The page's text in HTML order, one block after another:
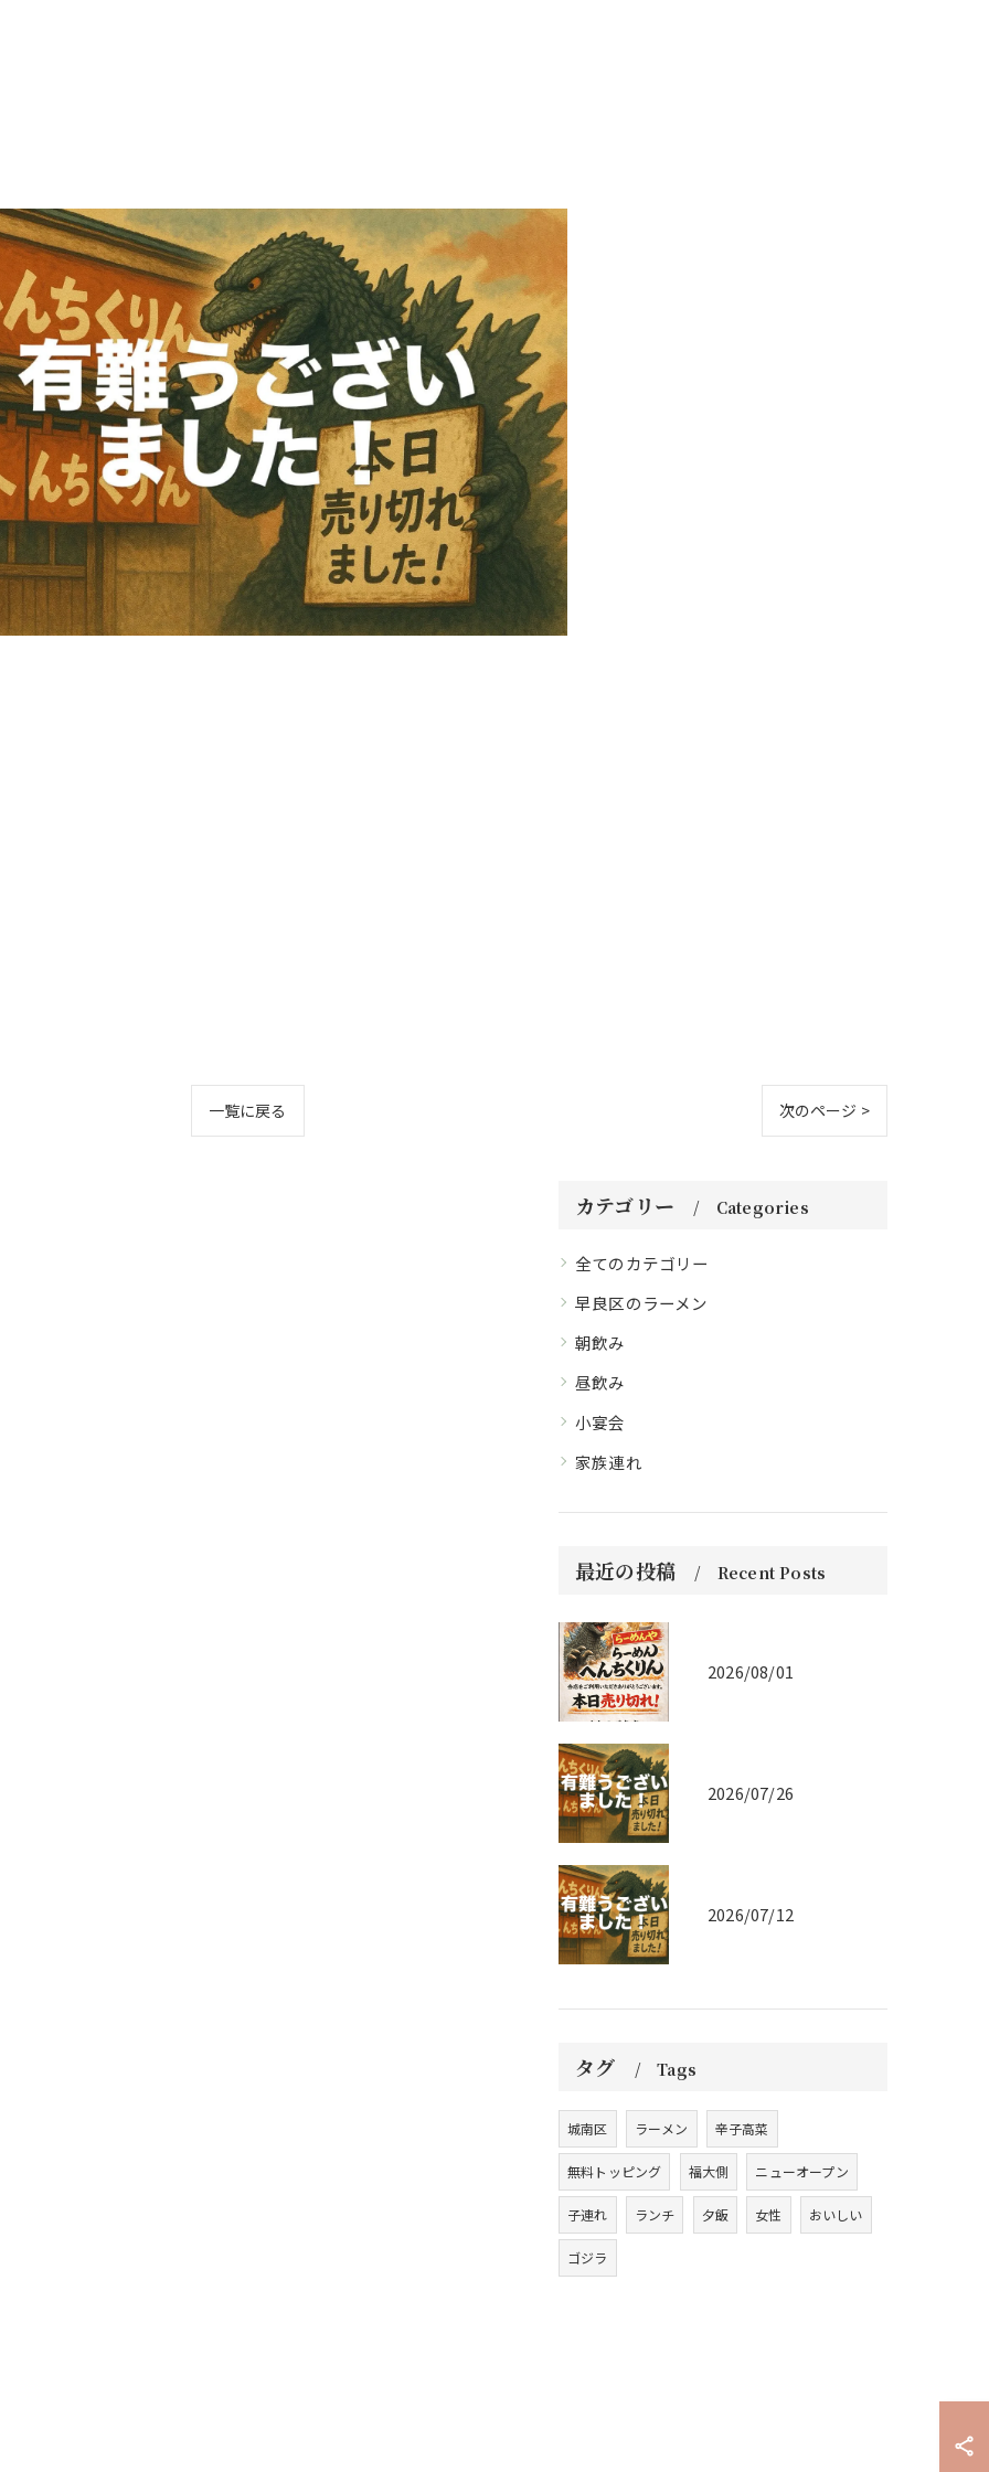
一覧に戻る 次のページ >
カテゴリー Categories
全てのカテゴリー
早良区のラーメン
朝飲み
昼飲み
小宴会
家族連れ
最近の投稿 Recent Posts
2026/08/01
2026/07/26
2026/07/12
タグ Tags
城南区 ラーメン 辛子高菜
無料トッピング 福大側 ニューオープン
子連れ ランチ 夕飯 女性 おいしい
ゴジラ